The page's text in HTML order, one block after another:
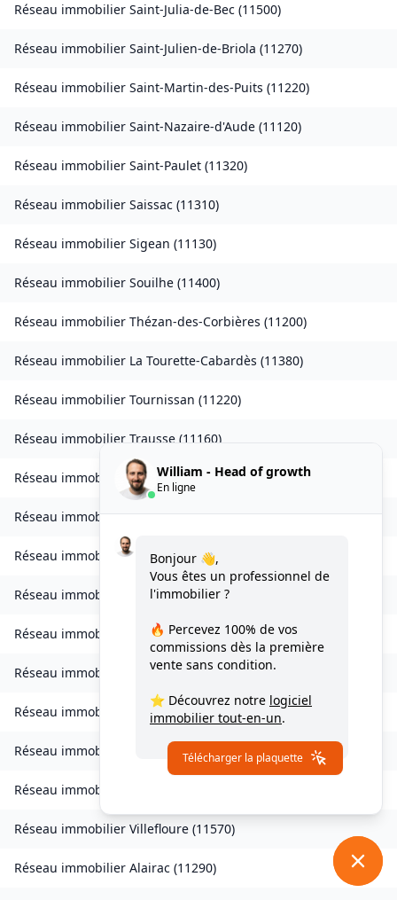
Réseau immobilier Saint-Julia-de-Bec (11500)
Réseau immobilier Saint-Julien-de-Briola (11270)
Réseau immobilier Saint-Martin-des-Puits (11220)
Réseau immobilier Saint-Nazaire-d'Aude (11120)
Réseau immobilier Saint-Paulet (11320)
Réseau immobilier Saissac (11310)
Réseau immobilier Sigean (11130)
Réseau immobilier Souilhe (11400)
Réseau immobilier Thézan-des-Corbières (11200)
Réseau immobilier La Tourette-Cabardès (11380)
Réseau immobilier Tournissan (11220)
Réseau immobilier Trausse (11160)
Réseau immobilierTuchan(11350 )
Réseau immobilierValmigère(11580)
Réseau immobilierVentenac-en-Minervois
Réseau immobilier Verdun-en-Lauragais
Réseau immobilier Vignevieille(11330)
Réseau immobilier Villalier(11600 )
Réseau immobilier Villanière(11600)
Réseau immobilier Villardebelle ( 11580
Réseau immobilier
Réseau immobilier Villefloure (11570)
Réseau immobilier Alairac (11290)
William - Head of growth
En ligne
Bonjour 👋,
Vous êtes un professionnel de
l'immobilier ?
🔥 Percevez 100% de vos
commissions dès la première
vente sans condition.
⭐ Découvrez notre logiciel
immobilier tout-en-un.
Télécharger la plaquette